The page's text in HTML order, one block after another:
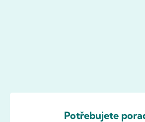
Potřebujete